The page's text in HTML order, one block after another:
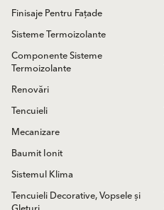
Finisaje Pentru Fațade
Sisteme Termoizolante
Componente Sisteme
Termoizolante
Renovări
Tencuieli
Mecanizare
Baumit Ionit
Sistemul Klima
Tencuieli Decorative, Vopsele și